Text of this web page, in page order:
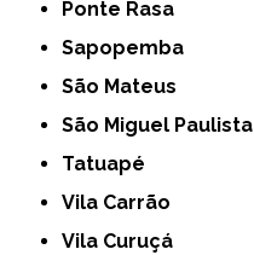
Ponte Rasa
Sapopemba
São Mateus
São Miguel Paulista
Tatuapé
Vila Carrão
Vila Curuçá